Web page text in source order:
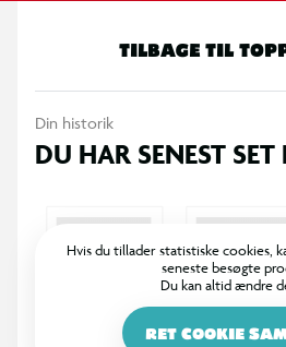
TILBAGE TIL
Din historik
DU HAR SENEST SET
Hvis du tillader statistiske cookies,
seneste besøgte
Du kan altid ændre
RET COOKIE